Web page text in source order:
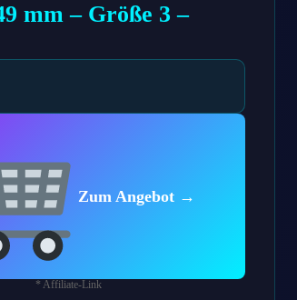
mm – Größe 3 –
Zum Angebot →
* Affiliate-Link